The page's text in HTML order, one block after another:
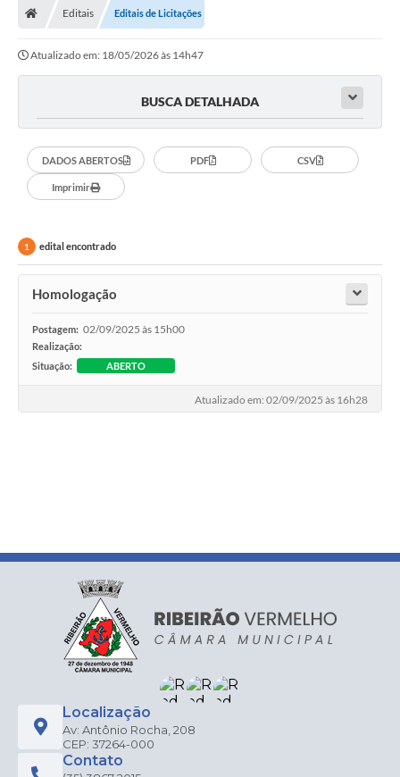
Editais Editais de Licitações
Atualizado em: 18/05/2026 às 14h47
BUSCA DETALHADA
DADOS ABERTOS PDF CSV
Imprimir
1 edital encontrado
Homologação
Postagem: 02/09/2025 às 15h00
Realização:
Situação:
ABERTO
Atualizado em: 02/09/2025 às 16h28
Localização
Av: Antônio Rocha, 208
CEP: 37264-000
Contato